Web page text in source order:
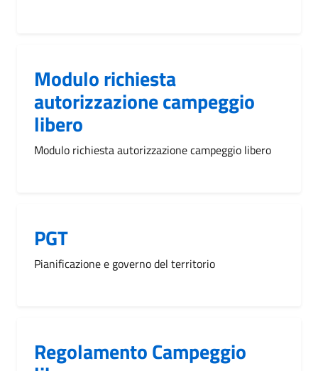
Modulo richiesta
autorizzazione campeggio
libero
Modulo richiesta autorizzazione campeggio libero
PGT
Pianificazione e governo del territorio
Regolamento Campeggio